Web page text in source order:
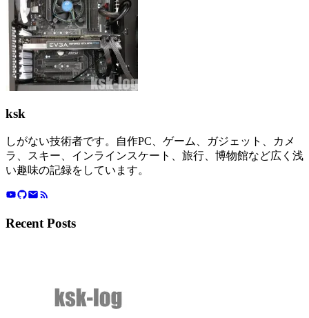
ksk
しがない技術者です。自作PC、ゲーム、ガジェット、カメ
ラ、スキー、インラインスケート、旅行、博物館など広く浅
い趣味の記録をしています。
Recent Posts